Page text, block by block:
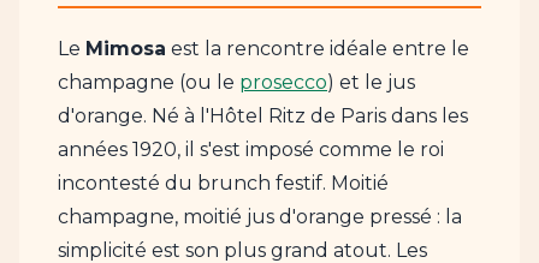
Le Mimosa est la rencontre idéale entre le
champagne (ou le prosecco) et le jus
d'orange. Né à l'Hôtel Ritz de Paris dans les
années 1920, il s'est imposé comme le roi
incontesté du brunch festif. Moitié
champagne, moitié jus d'orange pressé : la
simplicité est son plus grand atout. Les